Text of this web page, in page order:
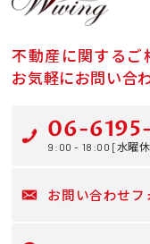
不動産に関するご
お気軽にお問い合
06-
9:00 - 18:00 [水曜
お問い合わせフ